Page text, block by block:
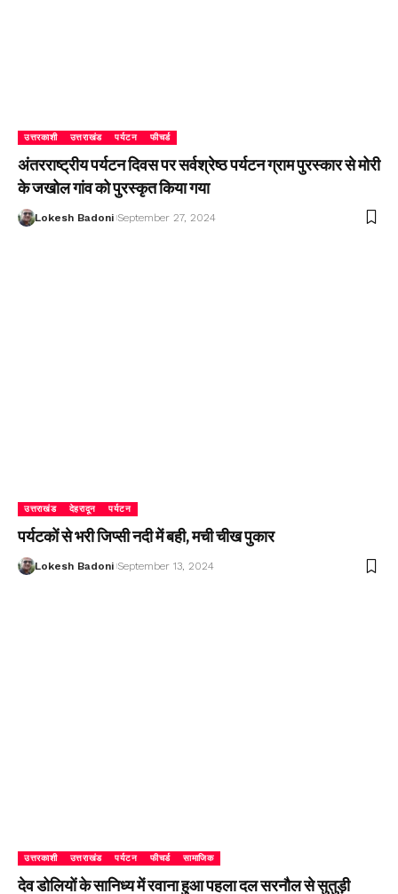
उत्तरकाशी उत्तराखंड पर्यटन फीचर्ड
अंतरराष्ट्रीय पर्यटन दिवस पर सर्वश्रेष्ठ पर्यटन ग्राम पुरस्कार से मोरी
के जखोल गांव को पुरस्कृत किया गया
Lokesh Badoni September 27, 2024
उत्तराखंड देहरादून पर्यटन
पर्यटकों से भरी जिप्सी नदी में बही, मची चीख पुकार
Lokesh Badoni September 13, 2024
उत्तरकाशी उत्तराखंड पर्यटन फीचर्ड सामाजिक
देव डोलियों के सानिध्य में रवाना हुआ पहला दल सरनौल से सुतुड़ी